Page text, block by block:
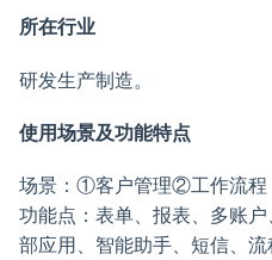
所在行业
研发生产制造。
使用场景及功能特点
场景：①客户管理②工作流程
功能点：表单、报表、多账
部应用、智能助手、短信、